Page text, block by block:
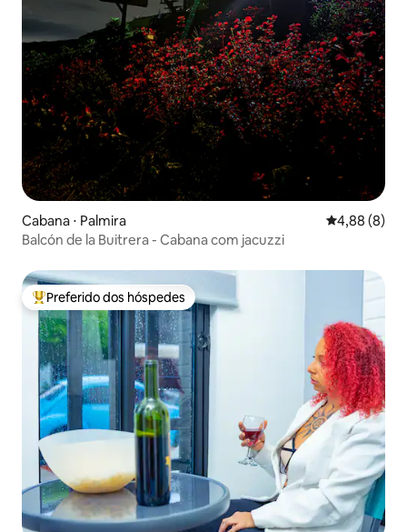
Cabana ⋅ Palmira 4,88 de uma
4,88 (8)
Balcón de la Buitrera - Cabana com jacuzzi
Entre os melhores preferidos dos hóspedes
Preferido dos hóspedes